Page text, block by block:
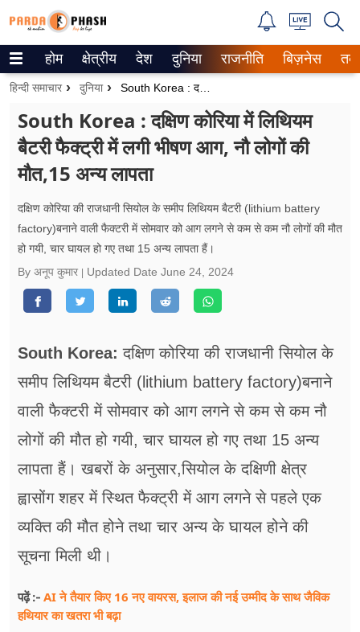
Trending on Google News
वेब स्टोरीज
उत्तर प्रदेश
वीडियो
रिलेशनशिप
सेहत
ब्‍यूटी
जॉब्स
शिक्षा
अन्य खबरें
होम क्षेत्रीय देश दुनिया राजनीति बिज़नेस
हिन्दी समाचार दुनिया
South Korea : दक्षिण कोरिया में लिथियम
बैटरी फैक्ट्री में लगी भीषण आग, नौ लोगों की
मौत,15 अन्य लापता
दक्षिण कोरिया की राजधानी सियोल के समीप लिथियम बैटरी (lithium battery
factory)बनाने वाली फैक्टरी में सोमवार को आग लगने से कम से कम नौ लोगों की मौत
हो गयी, चार घायल हो गए तथा 15 अन्य लापता हैं।
By अनूप कुमार
Updated Date June 24, 2024
South Korea: दक्षिण कोरिया की राजधानी सियोल के
समीप लिथियम बैटरी (lithium battery factory)बनाने
वाली फैक्टरी में सोमवार को आग लगने से कम से कम नौ
लोगों की मौत हो गयी, चार घायल हो गए तथा 15 अन्य
लापता हैं। खबरों के अनुसार,सियोल के दक्षिणी क्षेत्र
ह्वासोंग शहर में स्थित फैक्ट्री में आग लगने से पहले एक
व्यक्ति की मौत होने तथा चार अन्य के घायल होने की
सूचना मिली थी।
पढ़ें :- AI ने तैयार किए 16 नए वायरस, इलाज की नई उम्मीद के साथ जैविक
हथियार का खतरा भी बढ़ा